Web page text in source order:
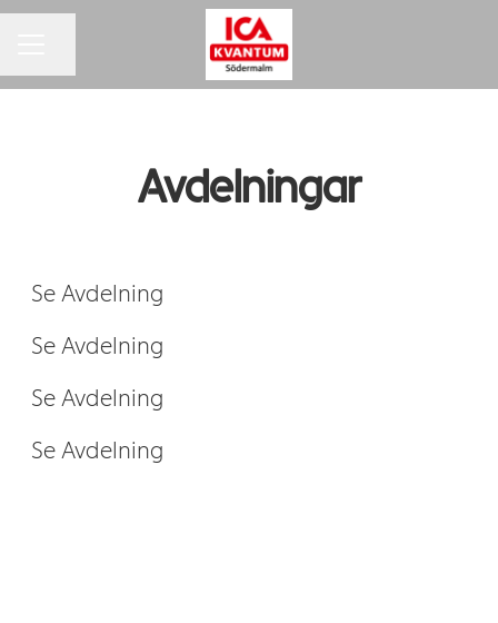
Avdelningar
Se Avdelning
Se Avdelning
Se Avdelning
Se Avdelning